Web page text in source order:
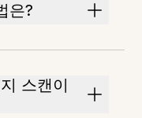
은?
스캔이